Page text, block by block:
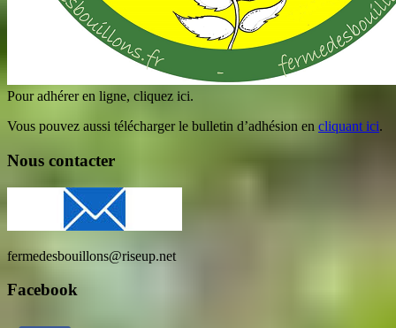
Pour adhérer en ligne, cliquez ici.
Vous pouvez aussi télécharger le bulletin d’adhésion en cliquant ici.
Nous contacter
fermedesbouillons@riseup.net
Facebook